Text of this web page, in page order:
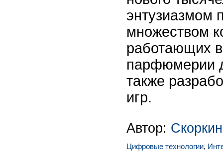
энтузиазмом
множеством
работающих
парфюмерии
также
игр.
Автор:
Цифровые технологии,